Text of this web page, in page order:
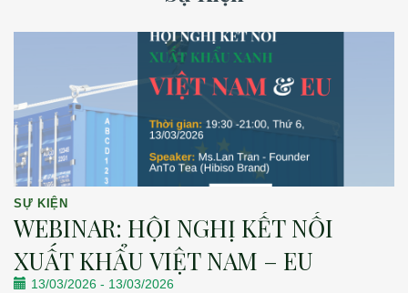
SỰ KIỆN
WEBINAR: HỘI NGHỊ KẾT NỐI
XUẤT KHẨU VIỆT NAM – EU
13/03/2026 - 13/03/2026